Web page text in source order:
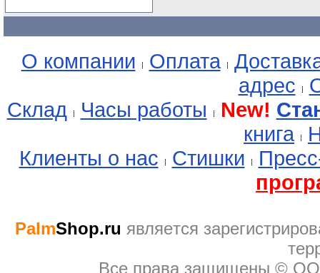
О компании Оплата
адрес
Склад
Часы работы New!
книга
Клиенты о нас
Стишки
PalmShop.ru являeтся
Все права защищены ©